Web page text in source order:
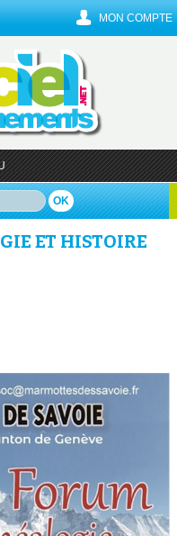
MON COMPTE
OK
ET HISTOIRE